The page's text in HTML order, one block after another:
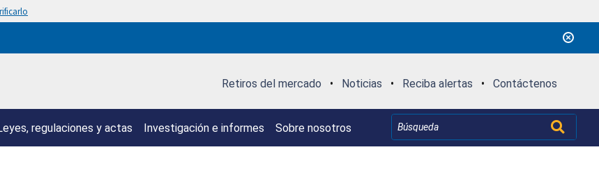
Retiros del mercado • Noticias • Reciba alertas • Contáctenos
regulaciones y actas Investigación e informes Sobre nosotros